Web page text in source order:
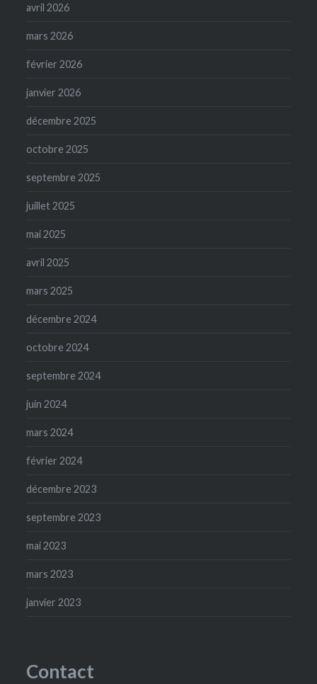
avril 2026
mars 2026
février 2026
janvier 2026
décembre 2025
octobre 2025
septembre 2025
juillet 2025
mai 2025
avril 2025
mars 2025
décembre 2024
octobre 2024
septembre 2024
juin 2024
mars 2024
février 2024
décembre 2023
septembre 2023
mai 2023
mars 2023
janvier 2023
Contact